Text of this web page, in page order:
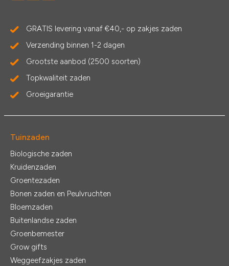
GRATIS levering vanaf €40,- op zakjes zaden
Verzending binnen 1-2 dagen
Grootste aanbod (2500 soorten)
Topkwaliteit zaden
Groeigarantie
Tuinzaden
Biologische zaden
Kruidenzaden
Groentezaden
Bonen zaden en Peulvruchten
Bloemzaden
Buitenlandse zaden
Groenbemester
Grow gifts
Weggeefzakjes zaden